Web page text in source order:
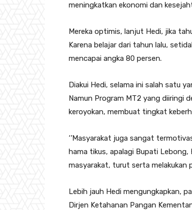
meningkatkan ekonomi dan
Mereka optimis, lanjut Hedi, jika
Karena belajar dari tahun lalu,
mencapai angka 80 persen.
Diakui Hedi, selama ini salah satu
Namun Program MT2 yang diiringi
keroyokan, membuat tingkat
‘’Masyarakat juga sangat
hama tikus, apalagi Bupati
masyarakat, turut serta melakukan
Lebih jauh Hedi mengungkapkan,
Dirjen Ketahanan Pangan